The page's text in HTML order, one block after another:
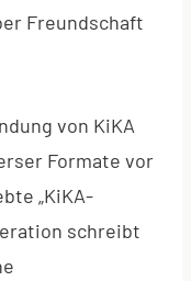
Freundschaft
von KiKA
Formate vor
„KiKA-
schreibt